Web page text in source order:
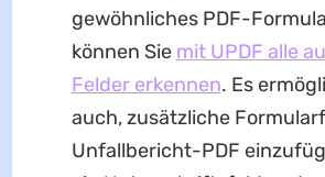
gewöhnliches PDF-
können Sie mit UPDF alle
Felder erkennen. Es
auch, zusätzliche
Unfallbericht-PDF